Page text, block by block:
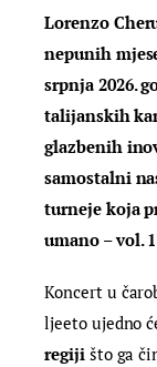
Lorenzo
nepunih
srpnja 2026.
talijanskih
glazbenih
samostalni
turneje koja
umano – vol.
Koncert u
ljeeto ujedno
regijišto ga